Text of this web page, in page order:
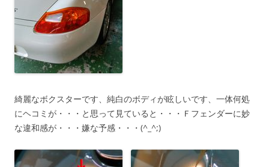
綺麗なボクスターです、純白のボディが眩しいです、一体何処
にヘコミが・・・と思って見ていると・・・Ｆフェンダーに妙
な違和感が・・・嫌な予感・・・(^_^;)